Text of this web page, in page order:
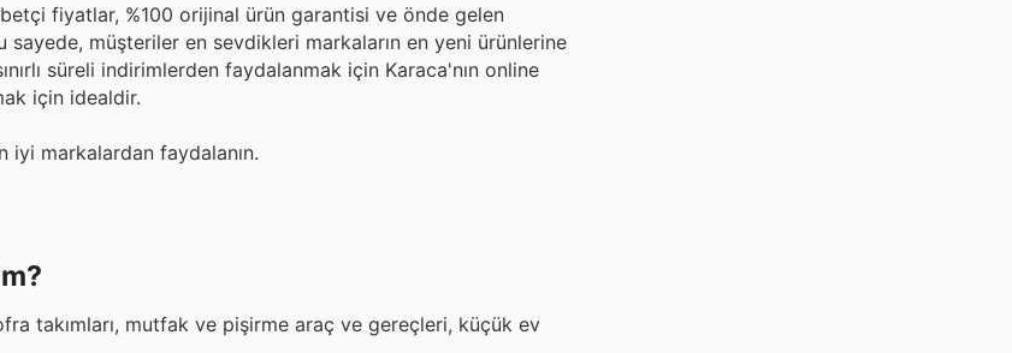
fiyatlar, %100 orijinal ürün garantisi ve önde gelen
sayede, müşteriler en sevdikleri markaların en yeni ürünlerine
süreli indirimlerden faydalanmak için Karaca'nın online
için idealdir.
iyi markalardan faydalanın.
takımları, mutfak ve pişirme araç ve gereçleri, küçük ev